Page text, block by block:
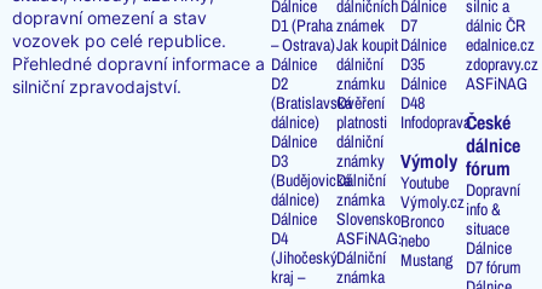
dopravní omezení a stav
vozovek po celé republice.
Přehledné dopravní informace a
silniční zpravodajství.
Dálnice
D1 (Praha
– Ostrava)
Dálnice
D2
(Bratislavská
dálnice)
Dálnice
D3
(Budějovická
dálnice)
Dálnice
D4
(Jihočeský
kraj –
dálničních
známek
Jak koupit
dálniční
známku
Ověření
platnosti
dálniční
známky
Dálniční
známka
Slovensko
ASFiNAG:
Dálniční
známka
Dálnice
D7
Dálnice
D35
Dálnice
D48
Infodoprava
Výmoly
Youtube
Výmoly.cz
Bronco
nebo
Mustang
silnic a
dálnic ČR
edalnice.cz
zdopravy.cz
ASFiNAG
České
dálnice
fórum
Dopravní
info &
situace
Dálnice
D7 fórum